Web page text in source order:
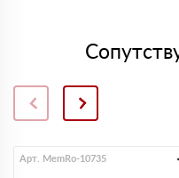
Арт. MemRo-10735